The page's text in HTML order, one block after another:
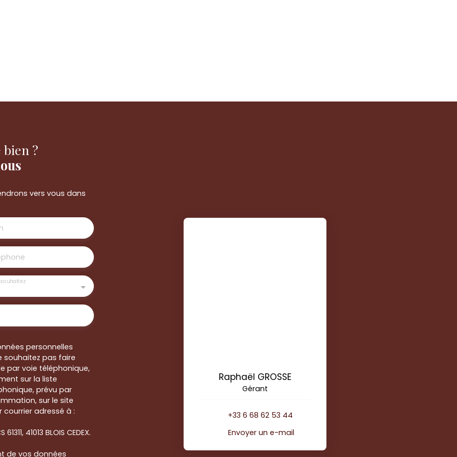
?
vers vous dans
personnelles
souhaitez pas faire
par voie téléphonique,
sur la liste
prévu par
sur le site
adressé à :
41013 BLOIS CEDEX.
de vos données
Raphaël GROSSE
Gérant
+33 6 68 62 53 44
Envoyer un e-mail